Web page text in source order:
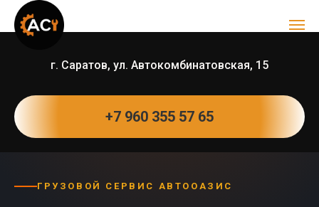
г. Саратов, ул. Автокомбинатовская, 15
+7 960 355 57 65
ГРУЗОВОЙ СЕРВИС АВТООАЗИС